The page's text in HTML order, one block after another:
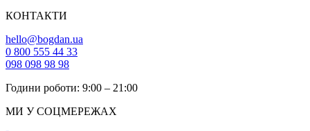
КОНТАКТИ
hello@bogdan.ua
0 800 555 44 33
098 098 98 98
Години роботи: 9:00 – 21:00
МИ У СОЦМЕРЕЖАХ